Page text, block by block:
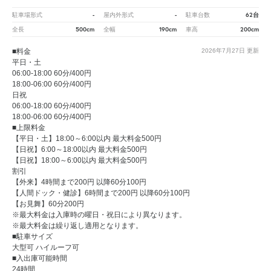
駐車場形式 - 屋内外形式 - 駐車台数 62台
全長 500cm 全幅 190cm 車高 200cm
2026年7月27日 更新
■料金
平日・土
06:00-18:00 60分/400円
18:00-06:00 60分/400円
日祝
06:00-18:00 60分/400円
18:00-06:00 60分/400円
■上限料金
【平日・土】18:00～6:00以内 最大料金500円
【日祝】6:00～18:00以内 最大料金500円
【日祝】18:00～6:00以内 最大料金500円
割引
【外来】4時間まで200円 以降60分100円
【人間ドック・健診】6時間まで200円 以降60分100円
【お見舞】60分200円
※最大料金は入庫時の曜日・祝日により異なります。
※最大料金は繰り返し適用となります。
■駐車サイズ
大型可 ハイルーフ可
■入出庫可能時間
24時間